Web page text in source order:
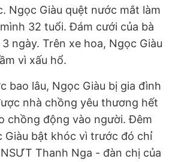
Ngọc Giàu quệt nước mắt làm
32 tuổi. Đám cưới của bà
ngày. Trên xe hoa, Ngọc Giàu
vì xấu hổ.
bao lâu, Ngọc Giàu bị gia đình
nhà chồng yêu thương hết
chồng động vào người. Đêm
Giàu bật khóc vì trước đó chỉ
Thanh Nga - đàn chị của